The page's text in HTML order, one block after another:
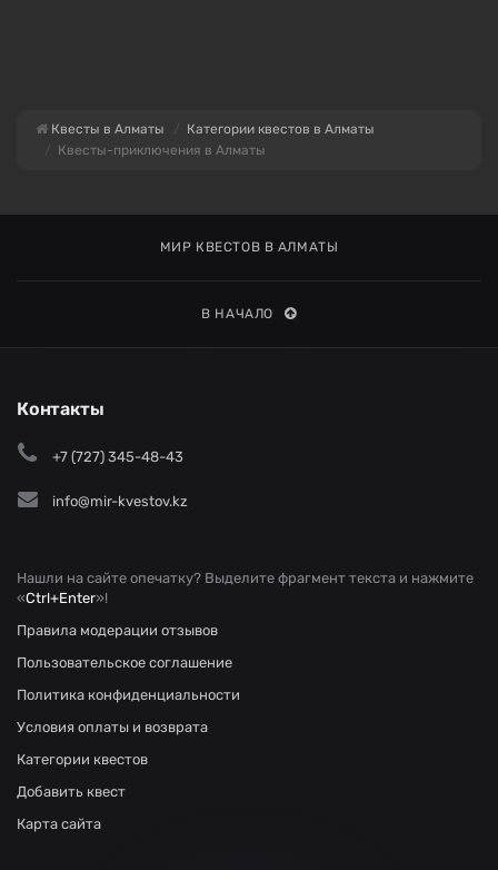
Квесты в Алматы
Категории квестов в Алматы
Квесты-приключения в Алматы
МИР КВЕСТОВ В АЛМАТЫ
В НАЧАЛО
Контакты
+7 (727) 345-48-43
info@mir-kvestov.kz
Нашли на сайте опечатку? Выделите фрагмент текста и нажмите
«Ctrl+Enter»!
Правила модерации отзывов
Пользовательское соглашение
Политика конфиденциальности
Условия оплаты и возврата
Категории квестов
Добавить квест
Карта сайта